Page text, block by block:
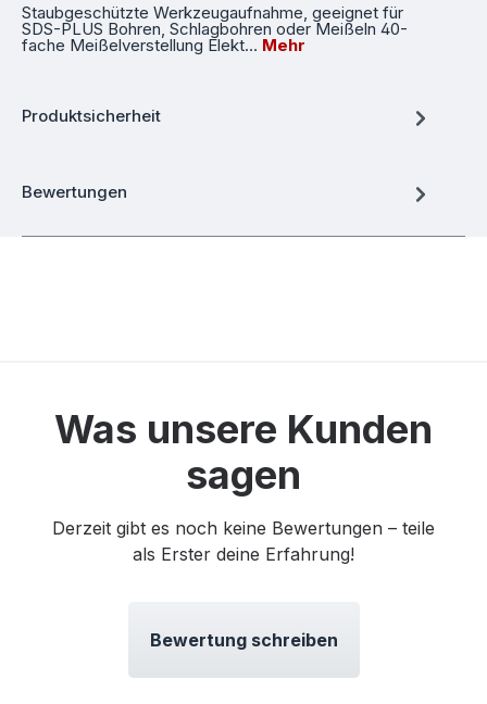
Staubgeschützte Werkzeugaufnahme, geeignet für
SDS-PLUS Bohren, Schlagbohren oder Meißeln 40-
fache Meißelverstellung Elekt… Mehr
Produktsicherheit
Bewertungen
Was unsere Kunden
sagen
Derzeit gibt es noch keine Bewertungen – teile
als Erster deine Erfahrung!
Bewertung schreiben